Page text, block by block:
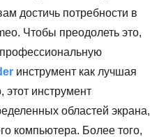
достичь потребности в
Чтобы преодолеть это,
инструмент как лучшая
этот инструмент
областей экрана,
компьютера. Более того,